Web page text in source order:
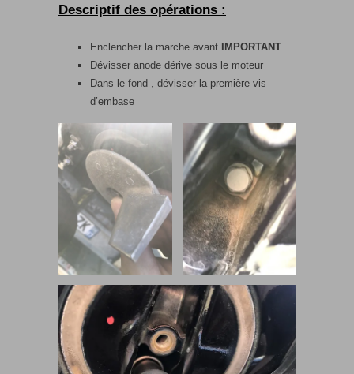
Descriptif des opérations :
Enclencher la marche avant
IMPORTANT
Dévisser anode dérive sous le moteur
Dans le fond , dévisser la première vis
d’embase